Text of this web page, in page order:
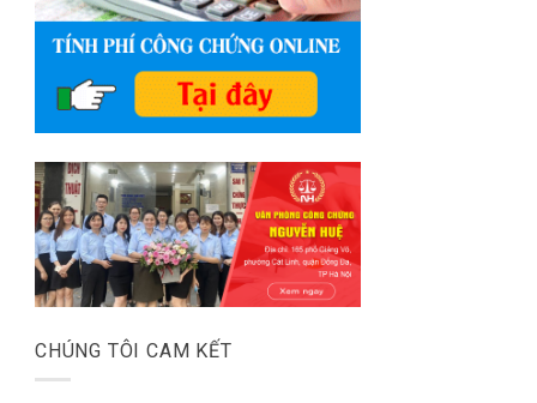
CHÚNG TÔI CAM KẾT